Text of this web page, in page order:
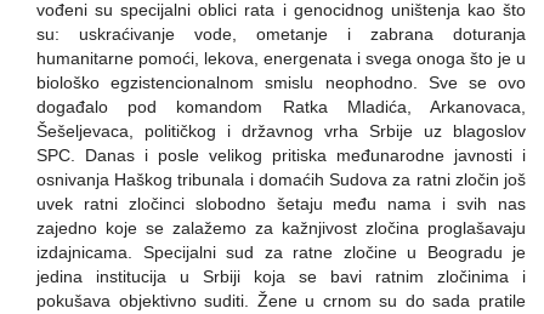
vođeni su specijalni oblici rata i genocidnog uništenja kao što
su: uskraćivanje vode, ometanje i zabrana doturanja
humanitarne pomoći, lekova, energenata i svega onoga što je u
biološko egzistencionalnom smislu neophodno. Sve se ovo
događalo pod komandom Ratka Mladića, Arkanovaca,
Šešeljevaca, političkog i državnog vrha Srbije uz blagoslov
SPC. Danas i posle velikog pritiska međunarodne javnosti i
osnivanja Haškog tribunala i domaćih Sudova za ratni zločin još
uvek ratni zločinci slobodno šetaju među nama i svih nas
zajedno koje se zalažemo za kažnjivost zločina proglašavaju
izdajnicama. Specijalni sud za ratne zločine u Beogradu je
jedina institucija u Srbiji koja se bavi ratnim zločinima i
pokušava objektivno suditi. Žene u crnom su do sada pratile